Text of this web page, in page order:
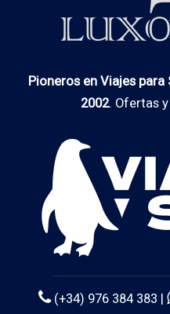
Pioneros en Viajes
2002. Ofertas
(+34) 976 384 383 |